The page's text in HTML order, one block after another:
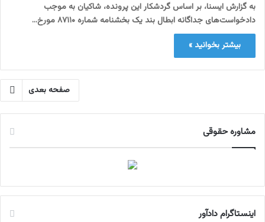
به گزارش ایسنا، بر اساس گردشکار این پرونده، شاکیان به موجب
دادخواست‌های جداگانه ابطال بند یک بخشنامه شماره ۸۷۱۱۰ مورخ…
بیشتر بخوانید »
صفحه بعدی
مشاوره حقوقی
اینستاگرام دادآور